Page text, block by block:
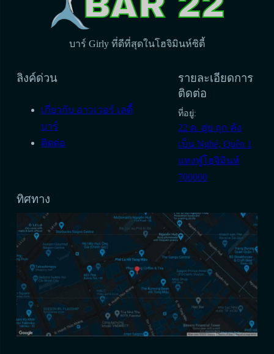
บาร์ Girly ที่ดีที่สุดในโฮจิมินห์ซิตี้
ลิงค์ด่วน
เกี่ยวกับ อาวเวอร์ เลดี้
บาร์
ติดต่อ
รายละเอียดการ
ติดต่อ
ที่อยู่:
22 ด. ฮุ่ย ถุก คัง
เบ็น Nghé, Quến 1
แทงฟู่โฮจิมินห์
700000
ทิศทาง